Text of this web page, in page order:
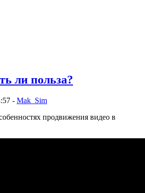
ли польза?
- Mak_Sim
продвижения видео в